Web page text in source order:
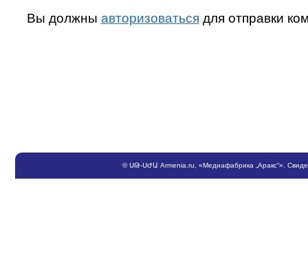
Вы должны авторизоваться для отправки
©ՍԹ-ՍԺԱ Armenia.ru , «Медиафабрика „Аракс“».